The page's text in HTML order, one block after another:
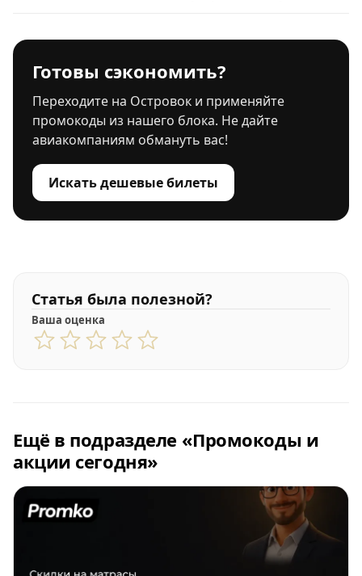
Готовы сэкономить?
Переходите на Островок и применяйте
промокоды из нашего блока. Не дайте
авиакомпаниям обмануть вас!
Искать дешевые билеты
Статья была полезной?
Ваша оценка
Ещё в подразделе «Промокоды и
акции сегодня»